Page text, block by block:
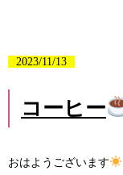
2023/11/13
コーヒー
おはようございます